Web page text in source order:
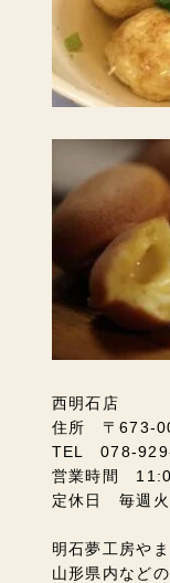
西明石店
住所 〒673-
TEL 078-
営業時間
定休日 毎週火
明石夢工房や
山形県内など